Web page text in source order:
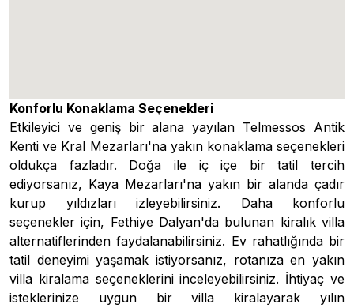
Konforlu Konaklama Seçenekleri
Etkileyici ve geniş bir alana yayılan Telmessos Antik
Kenti ve Kral Mezarları'na yakın konaklama seçenekleri
oldukça fazladır. Doğa ile iç içe bir tatil tercih
ediyorsanız, Kaya Mezarları'na yakın bir alanda çadır
kurup yıldızları izleyebilirsiniz. Daha konforlu
seçenekler için, Fethiye Dalyan'da bulunan kiralık villa
alternatiflerinden faydalanabilirsiniz. Ev rahatlığında bir
tatil deneyimi yaşamak istiyorsanız, rotanıza en yakın
villa kiralama seçeneklerini inceleyebilirsiniz. İhtiyaç ve
isteklerinize uygun bir villa kiralayarak yılın